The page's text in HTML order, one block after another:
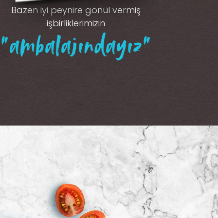
Bazen iyi peynire gönül vermiş
işbirliklerimizin
“ambalajındayız”